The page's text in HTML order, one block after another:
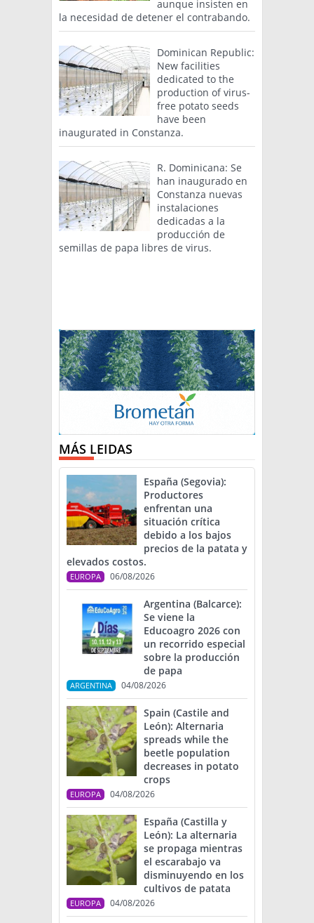
aunque insisten en
la necesidad de detener el contrabando.
Dominican Republic:
New facilities
dedicated to the
production of virus-
free potato seeds
have been
inaugurated in Constanza.
R. Dominicana: Se
han inaugurado en
Constanza nuevas
instalaciones
dedicadas a la
producción de
semillas de papa libres de virus.
MÁS LEIDAS
España (Segovia):
Productores
enfrentan una
situación crítica
debido a los bajos
precios de la patata y
elevados costos.
EUROPA 06/08/2026
Argentina (Balcarce):
Se viene la
Educoagro 2026 con
un recorrido especial
sobre la producción
de papa
ARGENTINA 04/08/2026
Spain (Castile and
León): Alternaria
spreads while the
beetle population
decreases in potato
crops
EUROPA 04/08/2026
España (Castilla y
León): La alternaria
se propaga mientras
el escarabajo va
disminuyendo en los
cultivos de patata
EUROPA 04/08/2026